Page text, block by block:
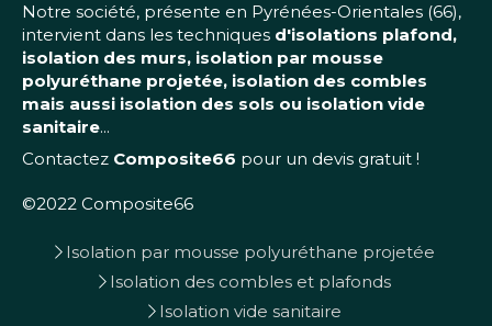
Notre société, présente en Pyrénées-Orientales (66),
intervient dans les techniques d'isolations plafond,
isolation des murs, isolation par mousse
polyuréthane projetée, isolation des combles
mais aussi isolation des sols ou isolation vide
sanitaire...
Contactez Composite66 pour un devis gratuit !
©2022 Composite66
Isolation par mousse polyuréthane projetée
Isolation des combles et plafonds
Isolation vide sanitaire